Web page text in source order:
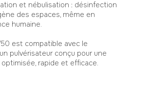
et nébulisation : désinfection
des espaces, même en
humaine.
est compatible avec le
un pulvérisateur conçu pour une
rapide et efficace.